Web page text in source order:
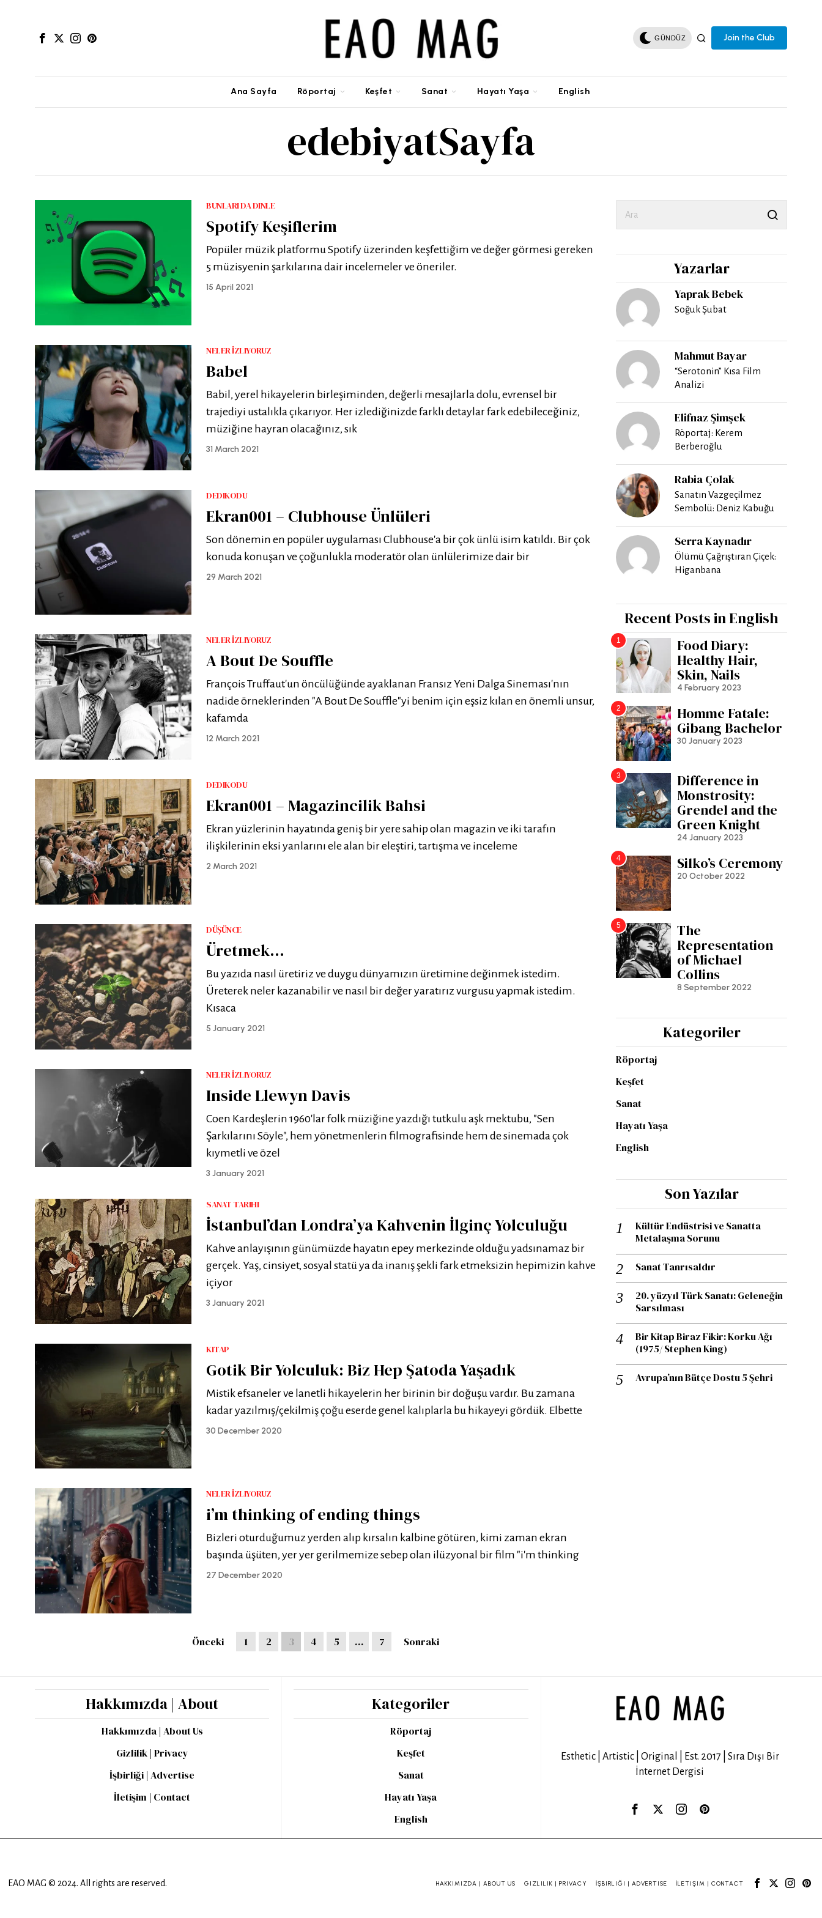
GÜNDÜZ Join the Club
Ana Sayfa Röportaj Keşfet Sanat Hayatı Yaşa English
edebiyatSayfa
BUNLARI DA DINLE
Spotify Keşiflerim
Popüler müzik platformu Spotify üzerinden keşfettiğim ve değer görmesi gereken
5 müzisyenin şarkılarına dair incelemeler ve öneriler.
15 April 2021
NELER İZLIYORUZ
Babel
Babil, yerel hikayelerin birleşiminden, değerli mesajlarla dolu, evrensel bir
trajediyi ustalıkla çıkarıyor. Her izlediğinizde farklı detaylar fark edebileceğiniz,
müziğine hayran olacağınız, sık
31 March 2021
DEDIKODU
Ekran001 – Clubhouse Ünlüleri
Son dönemin en popüler uygulaması Clubhouse'a bir çok ünlü isim katıldı. Bir çok
konuda konuşan ve çoğunlukla moderatör olan ünlülerimize dair bir
29 March 2021
NELER İZLIYORUZ
A Bout De Souffle
François Truffaut'un öncülüğünde ayaklanan Fransız Yeni Dalga Sineması'nın
nadide örneklerinden "A Bout De Souffle"yi benim için eşsiz kılan en önemli unsur,
kafamda
12 March 2021
DEDIKODU
Ekran001 – Magazincilik Bahsi
Ekran yüzlerinin hayatında geniş bir yere sahip olan magazin ve iki tarafın
ilişkilerinin eksi yanlarını ele alan bir eleştiri, tartışma ve inceleme
2 March 2021
DÜŞÜNCE
Üretmek…
Bu yazıda nasıl üretiriz ve duygu dünyamızın üretimine değinmek istedim.
Üreterek neler kazanabilir ve nasıl bir değer yaratırız vurgusu yapmak istedim.
Kısaca
5 January 2021
NELER İZLIYORUZ
Inside Llewyn Davis
Coen Kardeşlerin 1960'lar folk müziğine yazdığı tutkulu aşk mektubu, "Sen
Şarkılarını Söyle", hem yönetmenlerin filmografisinde hem de sinemada çok
kıymetli ve özel
3 January 2021
SANAT TARIHI
İstanbul’dan Londra’ya Kahvenin İlginç Yolculuğu
Kahve­ anlayışının günümüzde hayatın epey merkezinde olduğu yadsınamaz bir
gerçek. Yaş, cinsiyet, sosyal statü ya da inanış şekli fark etmeksizin hepimizin kahve
içiyor
3 January 2021
KITAP
Gotik Bir Yolculuk: Biz Hep Şatoda Yaşadık
Mistik efsaneler ve lanetli hikayelerin her birinin bir doğuşu vardır. Bu zamana
kadar yazılmış/çekilmiş çoğu eserde genel kalıplarla bu hikayeyi gördük. Elbette
30 December 2020
NELER İZLIYORUZ
i’m thinking of ending things
Bizleri oturduğumuz yerden alıp kırsalın kalbine götüren, kimi zaman ekran
başında üşüten, yer yer gerilmemize sebep olan ilüzyonal bir film "i'm thinking
27 December 2020
Önceki 1 2 3 4 5 … 7 Sonraki
Yazarlar
Yaprak Bebek
Soğuk Şubat
Mahmut Bayar
“Serotonin” Kısa Film
Analizi
Elifnaz Şimşek
Röportaj: Kerem
Berberoğlu
Rabia Çolak
Sanatın Vazgeçilmez
Sembolü: Deniz Kabuğu
Serra Kaynadır
Ölümü Çağrıştıran Çiçek:
Higanbana
Recent Posts in English
1
Food Diary:
Healthy Hair,
Skin, Nails
4 February 2023
2
Homme Fatale:
Gibang Bachelor
30 January 2023
3
Difference in
Monstrosity:
Grendel and the
Green Knight
24 January 2023
4 Silko’s Ceremony
20 October 2022
5
The
Representation
of Michael
Collins
8 September 2022
Kategoriler
Röportaj
Keşfet
Sanat
Hayatı Yaşa
English
Son Yazılar
Kültür Endüstrisi ve Sanatta
Metalaşma Sorunu
Sanat Tanrısaldır
20. yüzyıl Türk Sanatı: Geleneğin
Sarsılması
Bir Kitap Biraz Fikir: Korku Ağı
(1975/ Stephen King)
Avrupa’nın Bütçe Dostu 5 Şehri
Hakkımızda | About
Hakkımızda | About Us
Gizlilik | Privacy
İşbirliği | Advertise
İletişim | Contact
Kategoriler
Röportaj
Keşfet
Sanat
Hayatı Yaşa
English
Esthetic | Artistic | Original | Est. 2017 | Sıra Dışı Bir
İnternet Dergisi
EAO MAG © 2024. All rights are reserved. HAKKIMIZDA | ABOUT US GIZLILIK | PRIVACY İŞBIRLIĞI | ADVERTISE İLETIŞIM | CONTACT